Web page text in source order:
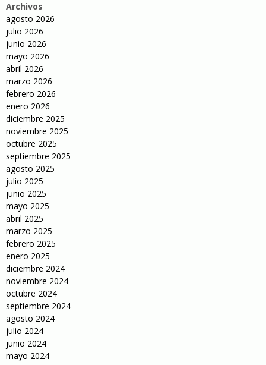
Archivos
agosto 2026
julio 2026
junio 2026
mayo 2026
abril 2026
marzo 2026
febrero 2026
enero 2026
diciembre 2025
noviembre 2025
octubre 2025
septiembre 2025
agosto 2025
julio 2025
junio 2025
mayo 2025
abril 2025
marzo 2025
febrero 2025
enero 2025
diciembre 2024
noviembre 2024
octubre 2024
septiembre 2024
agosto 2024
julio 2024
junio 2024
mayo 2024